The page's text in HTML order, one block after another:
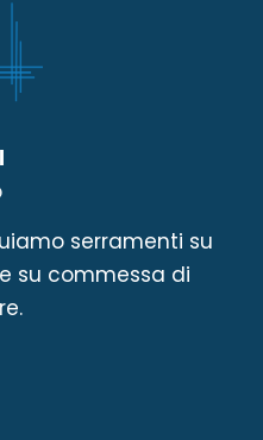
serramenti su
su commessa di